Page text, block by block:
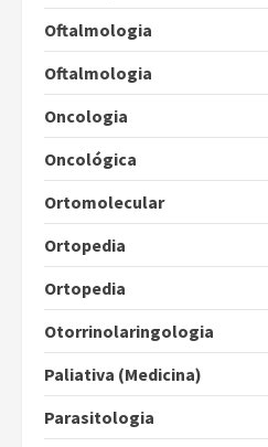
Oftalmologia
Oftalmologia
Oncologia
Oncológica
Ortomolecular
Ortopedia
Ortopedia
Otorrinolaringologia
Paliativa (Medicina)
Parasitologia